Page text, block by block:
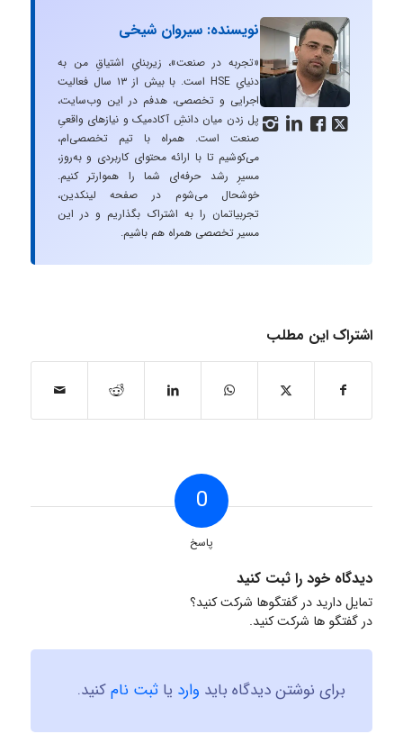
   
نویسنده: سیروان شیخی
«تجربه در صنعت»، زیربنایِ اشتیاقِ من به
دنیایِ HSE است. با بیش از ۱۳ سال فعالیت
اجرایی و تخصصی، هدفم در این وب‌سایت،
پل زدن میان دانشِ آکادمیک و نیازهای واقعیِ
صنعت است. همراه با تیم تخصصی‌ام،
می‌کوشیم تا با ارائه محتوای کاربردی و به‌روز،
مسیرِ رشد حرفه‌ای شما را هموارتر کنیم.
خوشحال می‌شوم در صفحه لینکدین،
تجربیاتمان را به اشتراک بگذاریم و در این
مسیر تخصصی همراه هم باشیم.
اشتراک این مطلب
0
پاسخ
دیدگاه خود را ثبت کنید
تمایل دارید در گفتگوها شرکت کنید؟
در گفتگو ها شرکت کنید.
برای نوشتن دیدگاه باید وارد یا ثبت نامکنید.